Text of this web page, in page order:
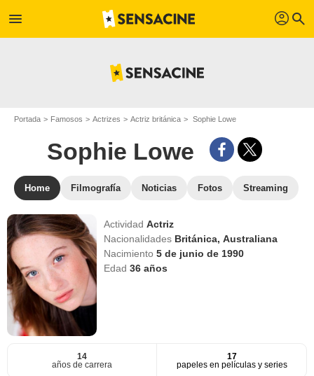
menu profil search
Portada Famosos Actrizes Actriz británica Sophie Lowe
Sophie Lowe
Home Filmografía Noticias Fotos Streaming
ActividadActriz
Nacionalidades Británica, Australiana
Nacimiento5 de junio de 1990
Edad36 años
14
años de carrera
17
papeles en películas y series